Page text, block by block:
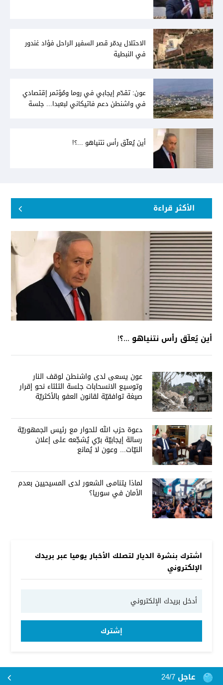
الاحتلال يدمّر قصر السفير الراحل فؤاد غندور
في النبطية
عون: تقدّم إيجابي في روما ومُؤتمر إقتصادي
في واشنطن دعم فاتيكاني لبعبدا... جلسة
أين يُعلّق رأس نتنياهو ...؟!
الأكثر قراءة
أين يُعلّق رأس نتنياهو ...؟!
عون يسعى لدى واشنطن لوقف النار
وتوسيع الانسحابات جلسة الثلثاء نحو إقرار
صيغة توافقيّة لقانون العفو بالأكثريّة
دعوة حزب الله للحوار مع رئيس الجمهوريّة
رسالة إيجابيّة برّي يُشجّعه على إعلان
النيّات... وعون لا يُمانع
لماذا يتنامى الشعور لدى المسيحيين بعدم
الأمان في سوريا؟
اشترك بنشرة الديار لتصلك الأخبار يوميا عبر بريدك
الإلكتروني
إشترك
عاجل 24/7